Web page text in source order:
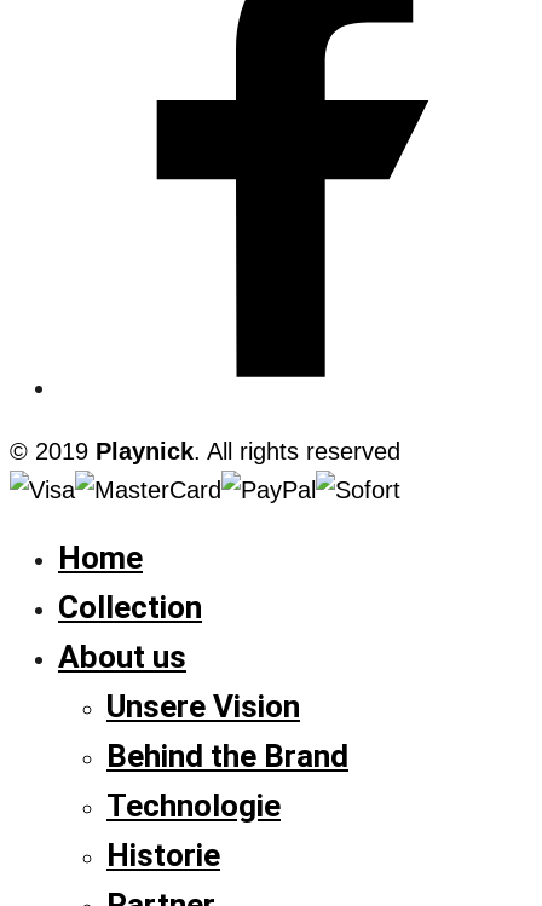
© 2019 Playnick. All rights reserved
Home
Collection
About us
Unsere Vision
Behind the Brand
Technologie
Historie